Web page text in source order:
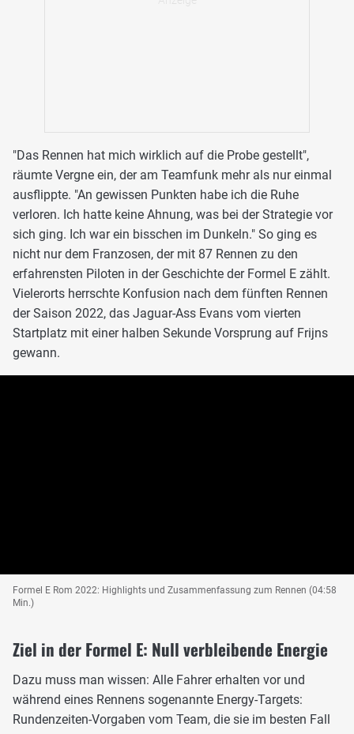
"Das Rennen hat mich wirklich auf die Probe gestellt",
räumte Vergne ein, der am Teamfunk mehr als nur einmal
ausflippte. "An gewissen Punkten habe ich die Ruhe
verloren. Ich hatte keine Ahnung, was bei der Strategie vor
sich ging. Ich war ein bisschen im Dunkeln." So ging es
nicht nur dem Franzosen, der mit 87 Rennen zu den
erfahrensten Piloten in der Geschichte der Formel E zählt.
Vielerorts herrschte Konfusion nach dem fünften Rennen
der Saison 2022, das Jaguar-Ass Evans vom vierten
Startplatz mit einer halben Sekunde Vorsprung auf Frijns
gewann.
Formel E Rom 2022: Highlights und Zusammenfassung zum Rennen (04:58
Min.)
Ziel in der Formel E: Null verbleibende Energie
Dazu muss man wissen: Alle Fahrer erhalten vor und
während eines Rennens sogenannte Energy-Targets:
Rundenzeiten-Vorgaben vom Team, die sie im besten Fall